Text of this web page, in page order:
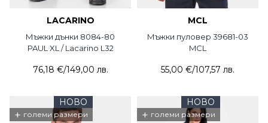
LACARINO
Мъжки дънки 8084-80
PAUL XL / Lacarino L32
76,18 €/149,00 лв.
MCL
Мъжки пуловер 39681-03
MCL
55,00 €/107,57 лв.
НОВО
+ големи размери
НОВО
+ големи размери